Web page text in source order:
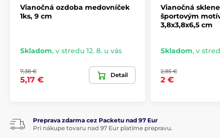
Vianočná ozdoba medovníček
1ks, 9 cm
Skladom, v stredu 12. 8. u vás
7,38 €
5,17 €
Detail
Vianočná
športovým
3,8x3,8x6,5 cm
Skladom, v
2,85 €
2 €
Preprava zdarma cez Packetu nad 97 Eur
Pri nákupe tovaru nad 97 Eur platíme prepravu.